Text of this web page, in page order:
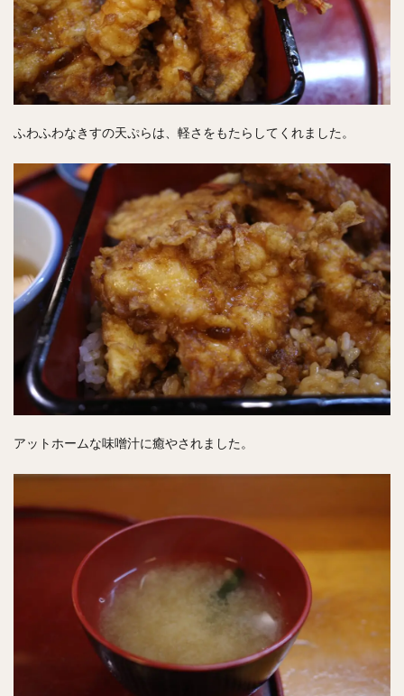
ふわふわなきすの天ぷらは、軽さをもたらしてくれました。
アットホームな味噌汁に癒やされました。